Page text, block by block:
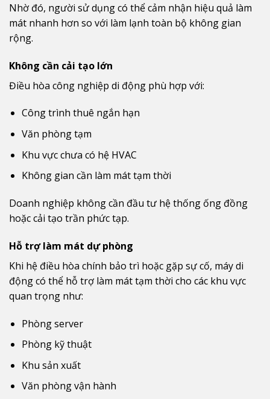
Nhờ đó, người sử dụng có thể cảm nhận hiệu quả làm
mát nhanh hơn so với làm lạnh toàn bộ không gian
rộng.
Không cần cải tạo lớn
Điều hòa công nghiệp di động phù hợp với:
Công trình thuê ngắn hạn
Văn phòng tạm
Khu vực chưa có hệ HVAC
Không gian cần làm mát tạm thời
Doanh nghiệp không cần đầu tư hệ thống ống đồng
hoặc cải tạo trần phức tạp.
Hỗ trợ làm mát dự phòng
Khi hệ điều hòa chính bảo trì hoặc gặp sự cố, máy di
động có thể hỗ trợ làm mát tạm thời cho các khu vực
quan trọng như:
Phòng server
Phòng kỹ thuật
Khu sản xuất
Văn phòng vận hành